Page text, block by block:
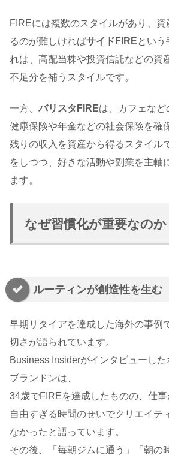
FIREには複数のスタイルがあり、
るのが難しければサイドFIRE という
れは、高配当株や投資信託などの資
不足分を補うスタイルです。
一方、 バリスタFIREは、カフェなど
健康保険や年金などの社会保険を確
残りの収入を資産から得るスタイル
をしつつ、好きな活動や副業を主軸
ます。
なぜ習慣化が重要なのか
ルーティンが創造性を生む
早期リタイアを達成した海外の事例
切さが語られています。
Business Insiderがインタビューし
ブランドンは、
34歳でFIREを達成したものの、仕
自由すぎる時間のせいでクリエイテ
なかったと語っています。
その後、「毎朝ジムに通う」「朝の